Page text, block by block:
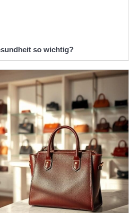
so wichtig?